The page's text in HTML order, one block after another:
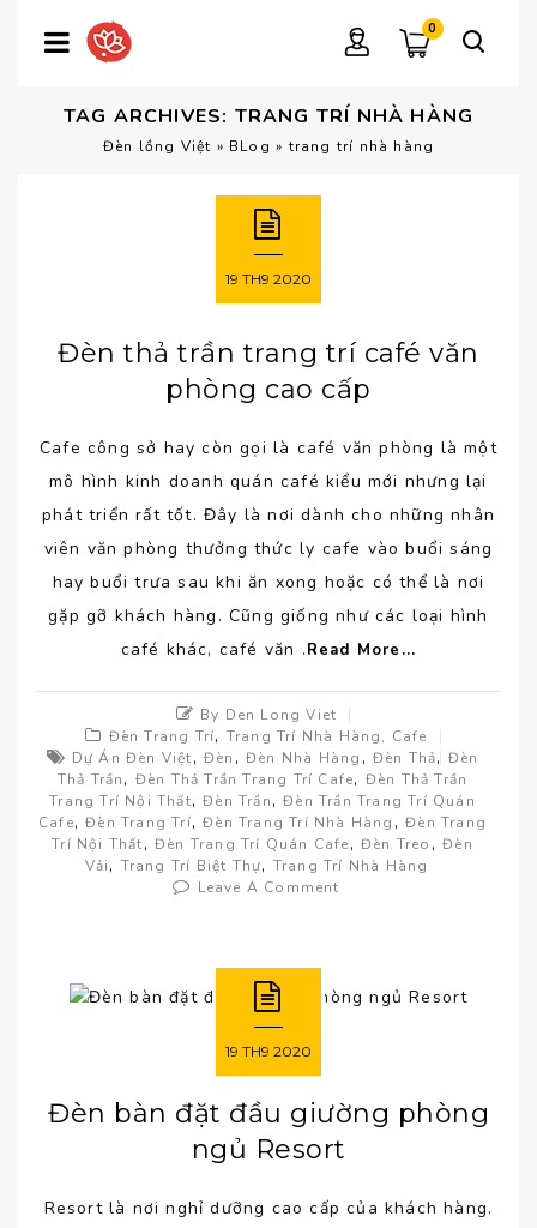
0
TAG ARCHIVES: TRANG TRÍ NHÀ HÀNG
Đèn lồng Việt » BLog » trang trí nhà hàng
19 TH9 2020
Đèn thả trần trang trí café văn
phòng cao cấp
Cafe công sở hay còn gọi là café văn phòng là một
mô hình kinh doanh quán café kiểu mới nhưng lại
phát triển rất tốt. Đây là nơi dành cho những nhân
viên văn phòng thưởng thức ly cafe vào buổi sáng
hay buổi trưa sau khi ăn xong hoặc có thể là nơi
gặp gỡ khách hàng. Cũng giống như các loại hình
café khác, café văn .Read More...
By Den Long Viet
Đèn Trang Trí, Trang Trí Nhà Hàng, Cafe
Dự Án Đèn Việt,Đèn ,Đèn Nhà Hàng , Đèn Thả, Đèn
Thả Trần, Đèn Thả Trần Trang Trí Cafe, Đèn Thả Trần
Trang Trí Nội Thất,Đèn Trần,Đèn Trần Trang Trí Quán
Cafe,Đèn Trang Trí,Đèn Trang Trí Nhà Hàng ,Đèn Trang
Trí Nội Thất,Đèn Trang Trí Quán Cafe,Đèn Treo ,Đèn
Vải, Trang Trí Biệt Thự, Trang Trí Nhà Hàng
Leave A Comment
19 TH9 2020
Đèn bàn đặt đầu giường phòng
ngủ Resort
Resort là nơi nghỉ dưỡng cao cấp của khách hàng.